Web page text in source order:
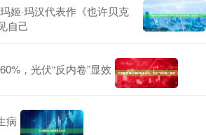
姬·玛汉代表作《也许贝克
自己
，光伏“反内卷”显效
病